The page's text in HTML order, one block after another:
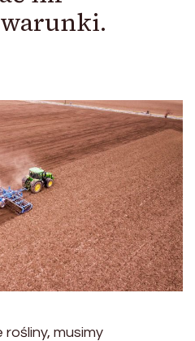
musimy